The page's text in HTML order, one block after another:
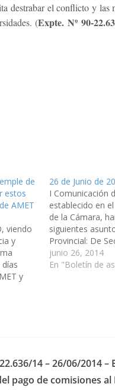
destrabar el conflicto y las
(Expte. Nº 90-
de
estos
AMET
viendo
y
y
varios
26 de Junio de
I
establecido en
de la Cámara,
siguientes
Provincial: De
depósito y
causas
junio 26, 2014
En "Boletín de
14 – 26/06/2014
pago de comisiones al